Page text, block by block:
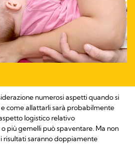
numerosi aspetti quando si
come allattarli sarà probabilmente
logistico relativo
più gemelli può spaventare. Ma non
risultati saranno doppiamente